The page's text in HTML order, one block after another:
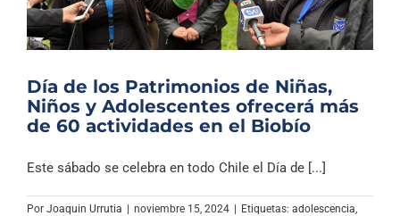
Día de los Patrimonios de Niñas,
Niños y Adolescentes ofrecerá más
de 60 actividades en el Biobío
Este sábado se celebra en todo Chile el Día de [...]
Por Joaquin Urrutia | noviembre 15, 2024 | Etiquetas: adolescencia